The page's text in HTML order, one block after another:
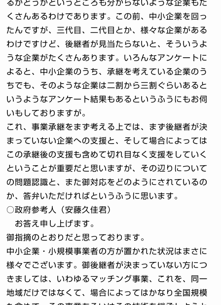
るかどうかというところも分からないような企業もた
くさんあるわけであります。この前、中小企業を回っ
たんですが、三代目、二代目とか、様々な企業がある
わけですけど、後継者が見当たらないと、そういうよ
うな企業がたくさんあります。いろんなアンケートに
よると、中小企業のうち、承継を考えている企業のう
ちでも、そのような企業は二割から三割ぐらいあると
いうようなアンケート結果もあるというふうにもお伺
いもしておりますが。
これ、事業承継をまず考える上では、まず後継者が決
まっていない企業への支援と、そして場合によっては
この承継後の支援も含めて切れ目なく支援をしていく
ということが重要だと思いますが、その辺りについて
の問題認識と、また御対応をどのようにされているの
か、答弁いただければというふうに思います。
○政府参考人（安藤久佳君）
お答え申し上げます。
御指摘のとおりだと思っております。
中小企業・小規模事業者の方が置かれた状況はまさに
様々でございます。御後継者が決まっていない方につ
きましては、いわゆるマッチング事業、これを、同一
地域だけではなくて、場合によってはかなり全国規模